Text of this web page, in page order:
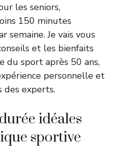
les seniors,
150 minutes
semaine. Je vais vous
et les bienfaits
du sport après 50 ans,
personnelle et
des experts.
idéales
sportive